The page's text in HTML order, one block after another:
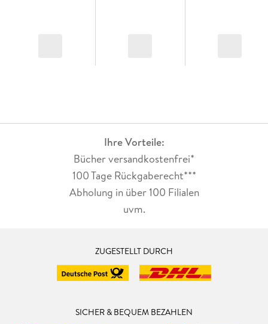
Ihre Vorteile:
Bücher versandkostenfrei*
100 Tage Rückgaberecht***
Abholung in über 100 Filialen
uvm.
ZUGESTELLT DURCH
SICHER & BEQUEM BEZAHLEN